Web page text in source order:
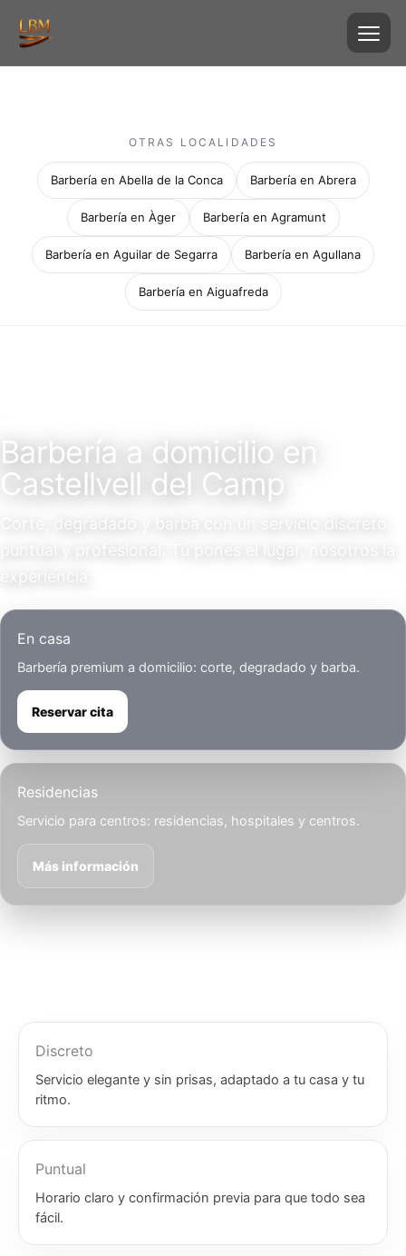
OTRAS LOCALIDADES
Barbería en Abella de la Conca Barbería en Abrera
Barbería en Àger Barbería en Agramunt
Barbería en Aguilar de Segarra Barbería en Agullana
Barbería en Aiguafreda
Barbería a domicilio en
Castellvell del Camp
Corte, degradado y barba con un servicio discreto,
puntual y profesional. Tú pones el lugar, nosotros la
En casa
Barbería premium a domicilio: corte, degradado y barba.
Reservar cita
Residencias
Servicio para centros: residencias, hospitales y centros.
Más información
Discreto
Servicio elegante y sin prisas, adaptado a tu casa y tu
ritmo.
Puntual
Horario claro y confirmación previa para que todo sea
fácil.